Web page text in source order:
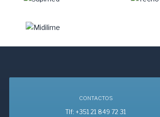
CONTACTOS
Tlf: +351 21 849 72 31